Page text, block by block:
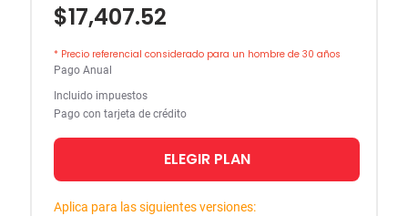
$17,407.52
* Precio referencial considerado para un hombre de 30 años
Pago Anual
Incluido impuestos
Pago con tarjeta de crédito
ELEGIR PLAN
Aplica para las siguientes versiones: